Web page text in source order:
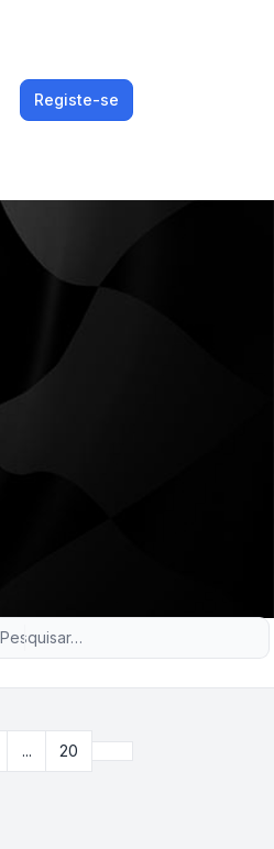
Registe-se
Pesquisa avançada
... 20